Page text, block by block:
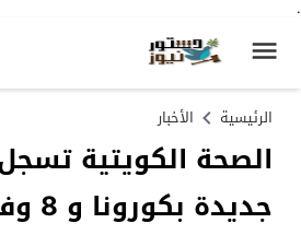
.
الرئيسية الأخبار
جديدة بكورونا و 8 وفيات